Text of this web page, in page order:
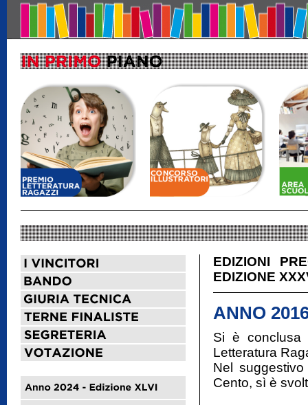
EDIZIONI
EDIZIONE
ANNO
Si è conclusa
Letteratura
Nel
Cento, sì è